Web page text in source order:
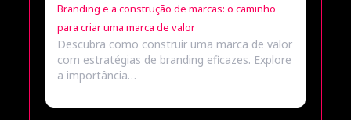
Branding e a construção de marcas: o caminho
para criar uma marca de valor
Descubra como construir uma marca de valor
com estratégias de branding eficazes. Explore
a importância…